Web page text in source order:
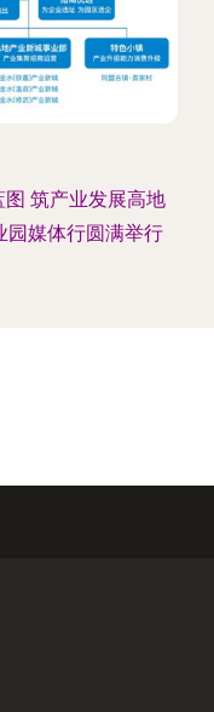
筑产业发展高地
园媒体行圆满举行